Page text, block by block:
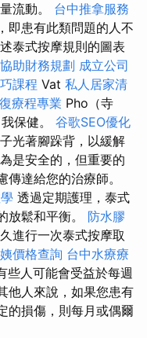
流動。 台中推拿服務
即患有此類問題的人不
泰式按摩規則的圖表
助財務規劃 成立公司
課程 Vat 私人居家清
療程專業 Pho（寺
保健。 谷歌SEO優化
光著腳跺背，以緩解
是安全的，但重要的
達給您的治療師。
透過定期護理，泰式
放鬆和平衡。 防水膠
進行一次泰式按摩取
價格查詢 台中水療療
些人可能會受益於每週
他人來說，如果您患有
的損傷，則每月或偶爾